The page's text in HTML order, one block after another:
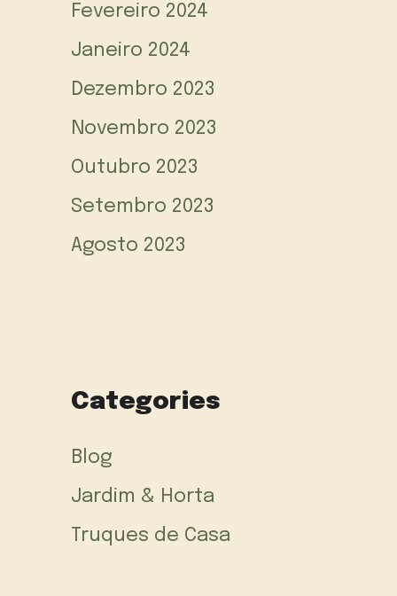
Fevereiro 2024
Janeiro 2024
Dezembro 2023
Novembro 2023
Outubro 2023
Setembro 2023
Agosto 2023
Categories
Blog
Jardim & Horta
Truques de Casa